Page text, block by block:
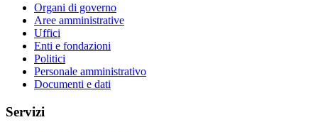
Organi di governo
Aree amministrative
Uffici
Enti e fondazioni
Politici
Personale amministrativo
Documenti e dati
Servizi